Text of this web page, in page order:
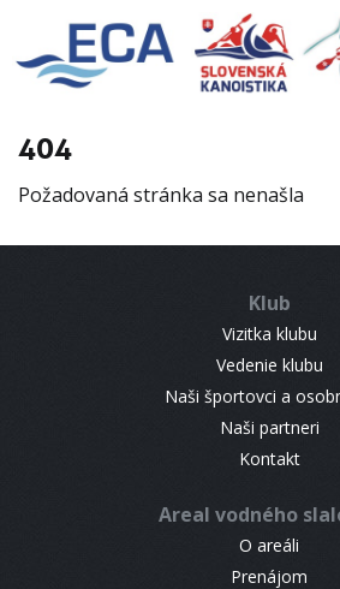
404
Požadovaná stránka sa nenašla
Klub
Vizitka klubu
Vedenie klubu
Naši športovci a
Naši partneri
Kontakt
Areal vodného
O areáli
Prenájom
EURO 19
INFO
RESULTS
CONTACT